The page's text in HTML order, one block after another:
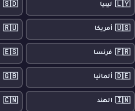
🇱🇾 ليبيا 🇸🇩
🇺🇸 أمريكا 🇷🇺
🇫🇷 فرنسا 🇪🇸
🇩🇪 ألمانيا 🇬🇧
🇮🇳 الهند 🇨🇳